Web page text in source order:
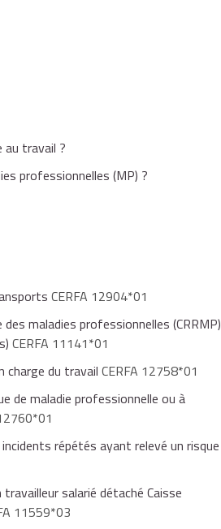
au travail ?
professionnelles (MP) ?
CERFA 12904*01
maladies professionnelles (CRRMP)
CERFA 11141*01
charge du travail CERFA 12758*01
de maladie professionnelle ou à
répétés ayant relevé un risque
salarié détaché Caisse
11559*03